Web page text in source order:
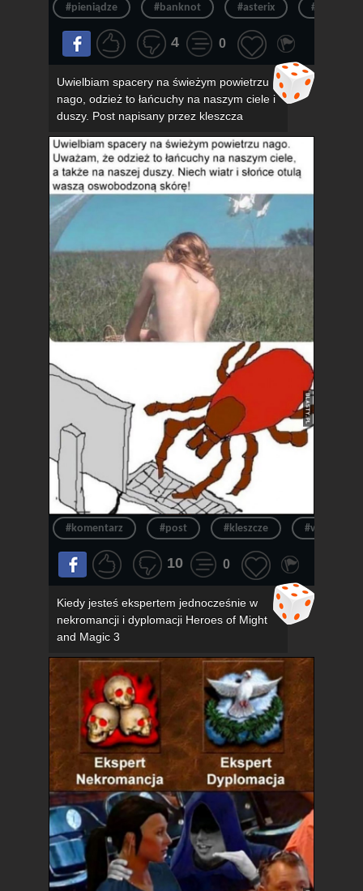
#pieniądze #banknot #asterix #pieniądz
4 0
Uwielbiam spacery na świeżym powietrzu
nago, odzież to łańcuchy na naszym ciele i
duszy. Post napisany przez kleszcza
#komentarz #post #kleszcze #wpis
10 0
Kiedy jesteś ekspertem jednocześnie w
nekromancji i dyplomacji Heroes of Might
and Magic 3